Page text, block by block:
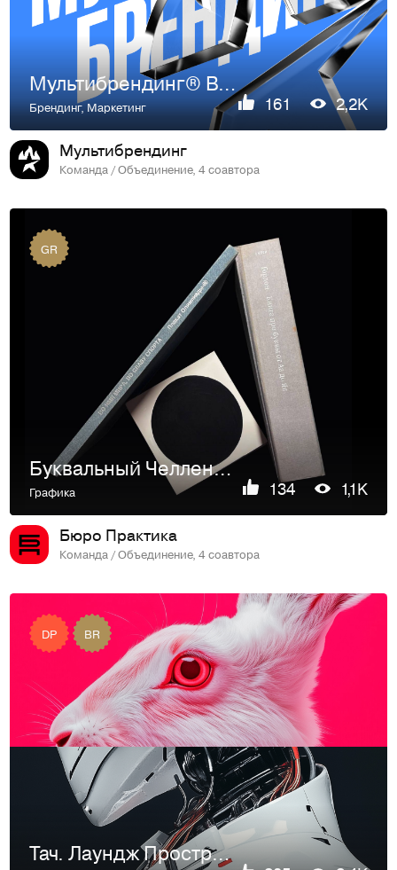
Мультибрендинг® Вторая Смена
Брендинг,Маркетинг 161 2,2K
Мультибрендинг
Команда / Объединение, 4 соавтора
GR
Буквальный Челлендж 2025
Графика 134 1,1K
Бюро Практика
Команда / Объединение, 4 соавтора
DP BR
Тач. Лаундж Пространство